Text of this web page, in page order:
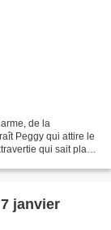
de la
Peggy qui attire le
qui sait plaire
janvier